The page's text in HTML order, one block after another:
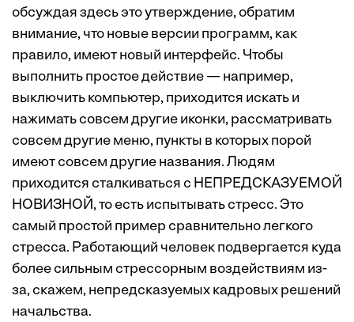
обсуждая здесь это утверждение, обратим
внимание, что новые версии программ, как
правило, имеют новый интерфейс. Чтобы
выполнить простое действие — например,
выключить компьютер, приходится искать и
нажимать совсем другие иконки, рассматривать
совсем другие меню, пункты в которых порой
имеют совсем другие названия. Людям
приходится сталкиваться с НЕПРЕДСКАЗУЕМОЙ
НОВИЗНОЙ, то есть испытывать стресс. Это
самый простой пример сравнительно легкого
стресса. Работающий человек подвергается куда
более сильным стрессорным воздействиям из-
за, скажем, непредсказуемых кадровых решений
начальства.